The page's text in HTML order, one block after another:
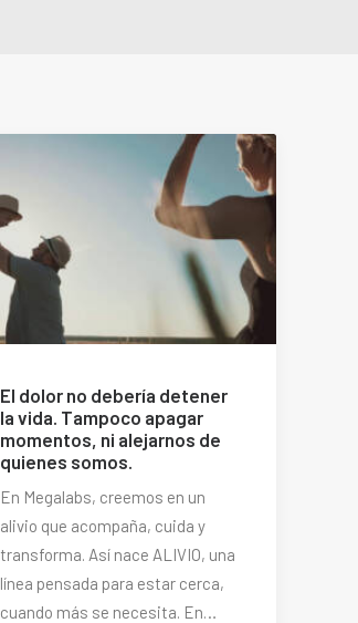
El dolor no debería detener
la vida. Tampoco apagar
momentos, ni alejarnos de
quienes somos.
En Megalabs, creemos en un
alivio que acompaña, cuida y
transforma. Así nace ALIVIO, una
línea pensada para estar cerca,
cuando más se necesita. En…